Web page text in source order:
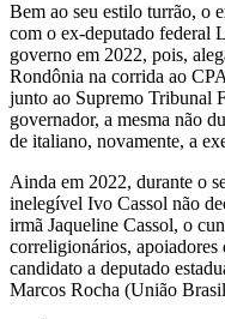
Bem ao seu estilo turrão, o
com o ex-deputado federal
governo em 2022, pois,
Rondônia na corrida ao
junto ao Supremo Tribunal
governador, a mesma não
de italiano, novamente, a
Ainda em 2022, durante o
inelegível Ivo Cassol não
irmã Jaqueline Cassol, o
correligionários, apoiadores
candidato a deputado
Marcos Rocha (União